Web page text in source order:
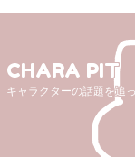
CHARA PIT
キャラクターの話題を追